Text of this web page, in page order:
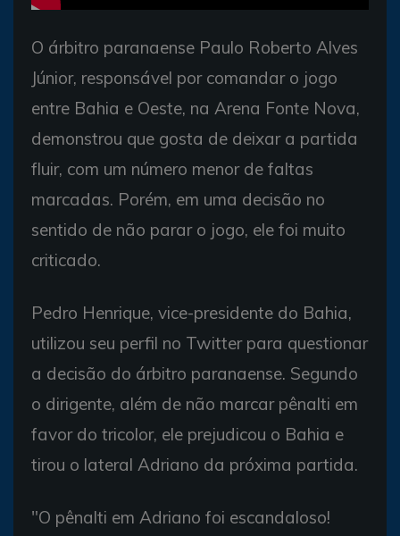
O árbitro paranaense Paulo Roberto Alves
Júnior, responsável por comandar o jogo
entre Bahia e Oeste, na Arena Fonte Nova,
demonstrou que gosta de deixar a partida
fluir, com um número menor de faltas
marcadas. Porém, em uma decisão no
sentido de não parar o jogo, ele foi muito
criticado.
Pedro Henrique, vice-presidente do Bahia,
utilizou seu perfil no Twitter para questionar
a decisão do árbitro paranaense. Segundo
o dirigente, além de não marcar pênalti em
favor do tricolor, ele prejudicou o Bahia e
tirou o lateral Adriano da próxima partida.
"O pênalti em Adriano foi escandaloso!